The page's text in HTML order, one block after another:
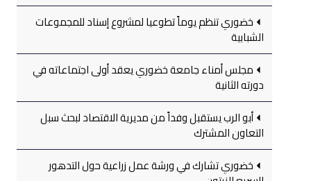
خضوري تنظم يوماً تطوعيا لمشروع إسناد للمجموعات
الشبابية
مجلس أمناء جامعة خضوري يعقد أولى اجتماعاته في
دورته الثانية
أبو الرب يستقبل وفداً من مديرية الاقتصاد لبحث سبل
التعاون المشترك
خضوري تشارك في ورشة عمل زراعية حول التدهور